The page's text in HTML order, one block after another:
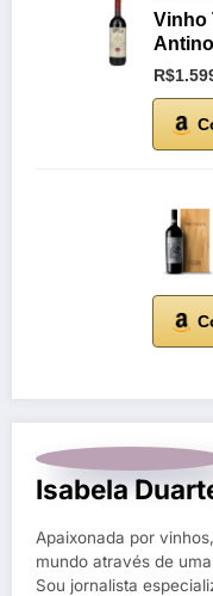
Vinho
Isabela
Apaixonada por
mundo através de
Sou jornalista